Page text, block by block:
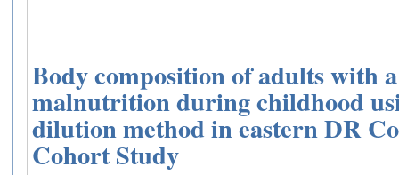
Body composition of adults with
malnutrition during childhood
dilution method in eastern DR
Cohort Study